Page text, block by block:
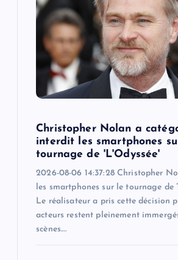
Christopher Nolan a
interdit les smartphones
tournage de 'L'Odyssée'
2026-08-06 14:37:28 Christopher
les smartphones sur le tournage de
Le réalisateur a pris cette décision
acteurs restent pleinement
scènes.…